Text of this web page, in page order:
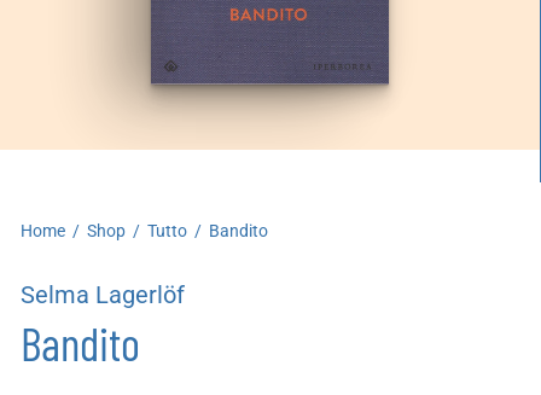
Home / Shop / Tutto / Bandito
Selma Lagerlöf
Bandito